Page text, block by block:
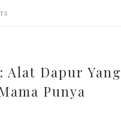
Alat Dapur Yang
Punya